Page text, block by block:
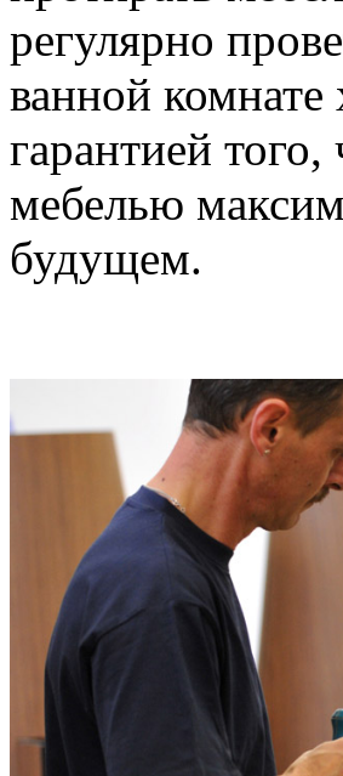
регулярно
ванной
гарантией
мебелью
будущем.